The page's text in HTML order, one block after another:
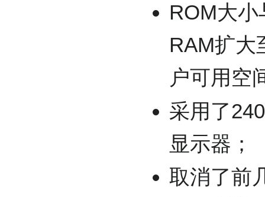
ROM大
RAM扩大
户可用空
采用了
显示器；
取消了前